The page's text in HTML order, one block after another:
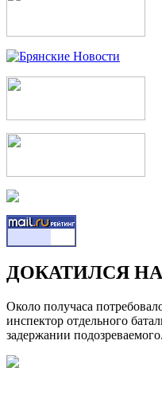
ДОКАТИЛСЯ
Около получаса
инспектор отдельного
задержании подозреваемого.